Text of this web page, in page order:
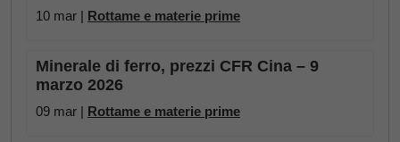
10 mar | Rottame e materie prime
Minerale di ferro, prezzi CFR Cina – 9
marzo 2026
09 mar | Rottame e materie prime